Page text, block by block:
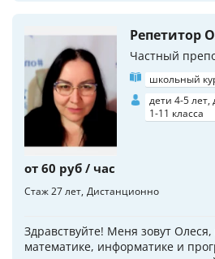
Репетитор
Частный
школьный
дети 4-5
1-11 класса
от 60 руб / час
Стаж 27 лет Дистанционно
Здравствуйте! Меня зовут
математике, информатике и